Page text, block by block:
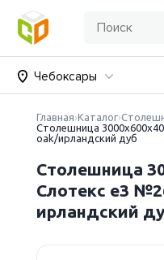
Чебоксары
Главная Каталог
Столешница
oak/ирландский дуб
Столешница
Слотекс е3
ирландский